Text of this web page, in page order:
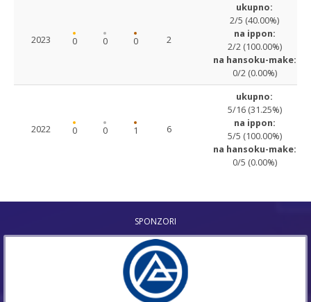
2023 0 0 0 2
ukupno:
2/5 (40.00%)
na ippon:
2/2 (100.00%)
na hansoku-make:
0/2 (0.00%)
2022 0 0 1 6
ukupno:
5/16 (31.25%)
na ippon:
5/5 (100.00%)
na hansoku-make:
0/5 (0.00%)
SPONZORI